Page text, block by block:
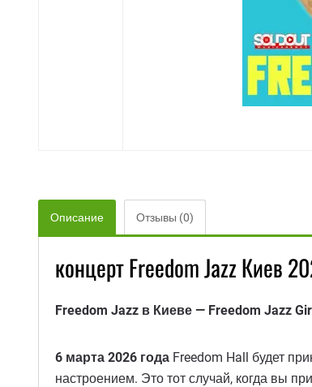
Описание Отзывы (0)
концерт Freedom Jazz Киев
Freedom Jazz в Киеве — Freedom Jazz
6 марта 2026 года Freedom Hall будет
настроением. Это тот случай, когда вы